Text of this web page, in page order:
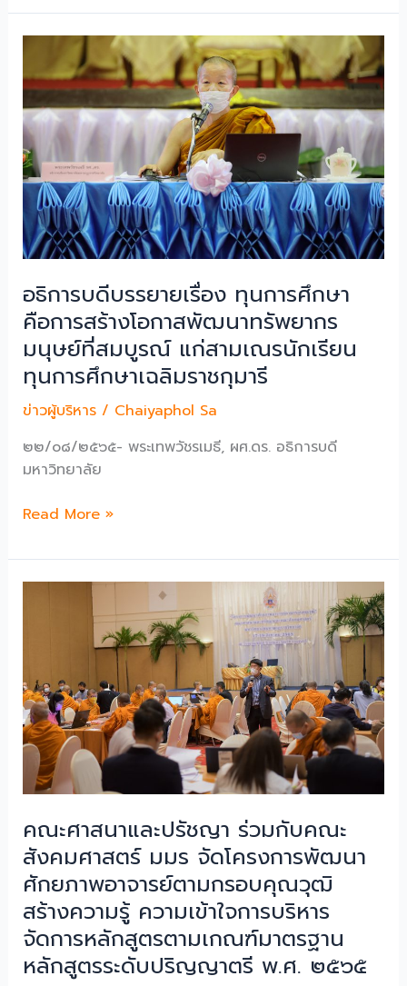
ขับ
เคลื่อน
พัฒนา
มหาวิทยาลัย
มหา
มกุฏ
ราช
วิทยาลัย
อธิการบดีบรรยายเรื่อง ทุนการศึกษา
คือการสร้างโอกาสพัฒนาทรัพยากร
มนุษย์ที่สมบูรณ์ แก่สามเณรนักเรียน
ทุนการศึกษาเฉลิมราชกุมารี
ข่าวผู้บริหาร/ Chaiyaphol Sa
๒๒/๐๘/๒๕๖๕- พระเทพวัชรเมธี, ผศ.ดร. อธิการบดี
มหาวิทยาลัย
อธิการบดี
เรื่อง
ทุน
สร้าง
โอกาส
พัฒนา
ทรัพยากร
มนุษย์
สมบูรณ์
แก่
สามเณร
นักเรียน
ทุน
การ
ศึกษา
Read More »
คณะศาสนาและปรัชญา ร่วมกับคณะ
สังคมศาสตร์ มมร จัดโครงการพัฒนา
ศักยภาพอาจารย์ตามกรอบคุณวุฒิ
สร้างความรู้ ความเข้าใจการบริหาร
จัดการหลักสูตรตามเกณฑ์มาตรฐาน
หลักสูตรระดับปริญญาตรี พ.ศ. ๒๕๖๕